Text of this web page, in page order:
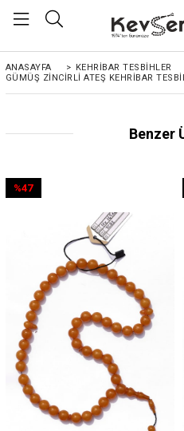
ANASAYFA > KEHRIBAR TESBIHLER
GÜMÜŞ ZINCIRLI ATEŞ KEHRIBAR
Benzer
%47